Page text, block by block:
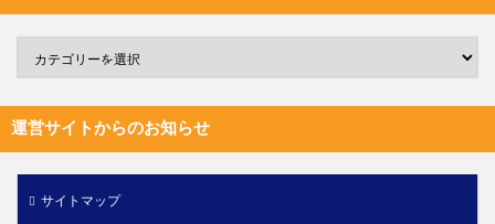
運営サイトからのお知らせ
サイトマップ